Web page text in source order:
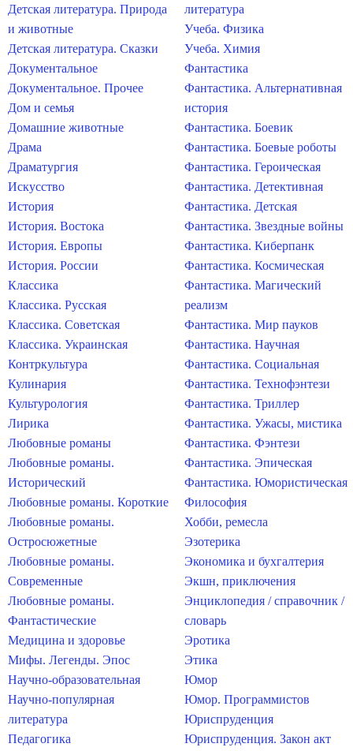
Детская литература. Природа
и животные
Детская литература. Сказки
Документальное
Документальное. Прочее
Дом и семья
Домашние животные
Драма
Драматургия
Искусство
История
История. Востока
История. Европы
История. России
Классика
Классика. Русская
Классика. Советская
Классика. Украинская
Контркультура
Кулинария
Культурология
Лирика
Любовные романы
Любовные романы.
Исторический
Любовные романы. Короткие
Любовные романы.
Остросюжетные
Любовные романы.
Современные
Любовные романы.
Фантастические
Медицина и здоровье
Мифы. Легенды. Эпос
Научно-образовательная
Научно-популярная
литература
Педагогика
литература
Учеба. Физика
Учеба. Химия
Фантастика
Фантастика. Альтернативная
история
Фантастика. Боевик
Фантастика. Боевые роботы
Фантастика. Героическая
Фантастика. Детективная
Фантастика. Детская
Фантастика. Звездные войны
Фантастика. Киберпанк
Фантастика. Космическая
Фантастика. Магический
реализм
Фантастика. Мир пауков
Фантастика. Научная
Фантастика. Социальная
Фантастика. Технофэнтези
Фантастика. Триллер
Фантастика. Ужасы, мистика
Фантастика. Фэнтези
Фантастика. Эпическая
Фантастика. Юмористическая
Философия
Хобби, ремесла
Эзотерика
Экономика и бухгалтерия
Экшн, приключения
Энциклопедия / справочник /
словарь
Эротика
Этика
Юмор
Юмор. Программистов
Юриспруденция
Юриспруденция. Закон акт